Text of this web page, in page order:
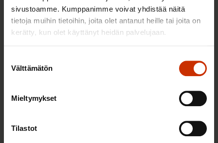
sivustoamme. Kumppanimme voivat yhdistää näitä
tietoja muihin tietoihin, joita olet antanut heille tai joita on
kerätty, kun olet käyttänyt heidän palvelujaan.
valinta
Välttämätön
Mieltymykset
Tilastot
Kaikki henkilön kirjoitukset
Uutisia ja puheenaiheita sinulle
AY-LIIKE SUOMESSA JA MAAILMALLA